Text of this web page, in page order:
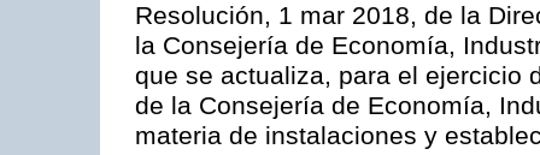
Resolución, 1 mar 2018, de la
la Consejería de Economía,
que se actualiza, para el ejercicio
de la Consejería de Economía,
materia de instalaciones y